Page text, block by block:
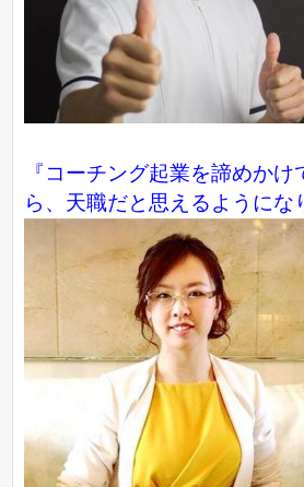
『コーチング起業を諦めか
ら、天職だと思えるようにな